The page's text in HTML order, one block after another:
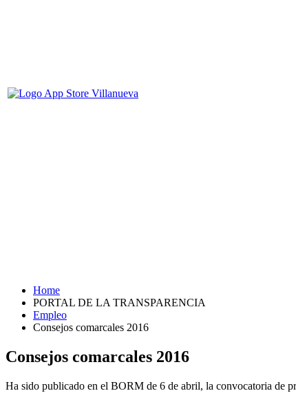
Home
PORTAL DE LA TRANSPARENCIA
Empleo
Consejos comarcales 2016
Consejos comarcales 2016
Ha sido publicado en el BORM de 6 de abril, la convocatoria de